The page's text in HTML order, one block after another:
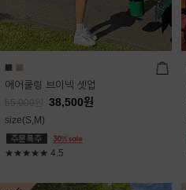
에어쿨링 브이넥 셋업
55,000 38,500원
size(S,M)
★★★★★ 4.5